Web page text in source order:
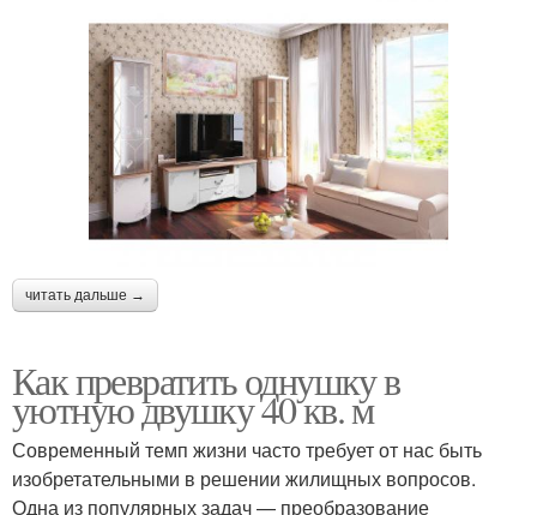
читать дальше →
Как превратить однушку в
уютную двушку 40 кв. м
Современный темп жизни часто требует от нас быть
изобретательными в решении жилищных вопросов.
Одна из популярных задач — преобразование